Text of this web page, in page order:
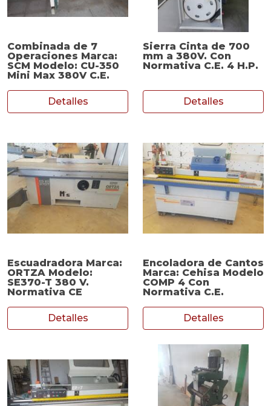
Combinada de 7
Operaciones Marca:
SCM Modelo: CU-350
Mini Max 380V C.E.
Detalles
Sierra Cinta de 700
mm a 380V. Con
Normativa C.E. 4 H.P.
Detalles
Escuadradora Marca:
ORTZA Modelo:
SE370-T 380 V.
Normativa CE
Detalles
Encoladora de Cantos
Marca: Cehisa Modelo
COMP 4 Con
Normativa C.E.
Detalles